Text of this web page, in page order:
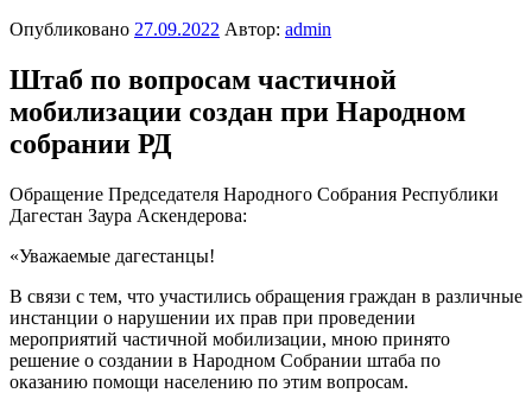
Опубликовано 27.09.2022 Автор: admin
Штаб по вопросам частичной
мобилизации создан при Народном
собрании РД
Обращение Председателя Народного Собрания Республики
Дагестан Заура Аскендерова:
«Уважаемые дагестанцы!
В связи с тем, что участились обращения граждан в различные
инстанции о нарушении их прав при проведении
мероприятий частичной мобилизации, мною принято
решение о создании в Народном Собрании штаба по
оказанию помощи населению по этим вопросам.